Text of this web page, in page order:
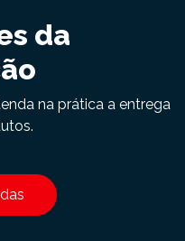
da
na prática a entrega